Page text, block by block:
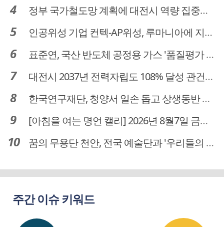
정부 국가철도망 계획에 대전시 역량 집중해야
인공위성 기업 컨텍-AP위성, 루마니아에 지상국 시스템 전수
표준연, 국산 반도체 공정용 가스 '품질평가 체계' 구축
대전시 2037년 전력자립도 108% 달성 관건은 '주민 수용성'
한국연구재단, 청양서 일손 돕고 상생동반 친구맺기 봉사활동
[아침을 여는 명언 캘리] 2026년 8월7일 금요일
꿈의 무용단 천안, 전국 예술단과 '우리들의 하모니' 선보여
주간 이슈 키워드